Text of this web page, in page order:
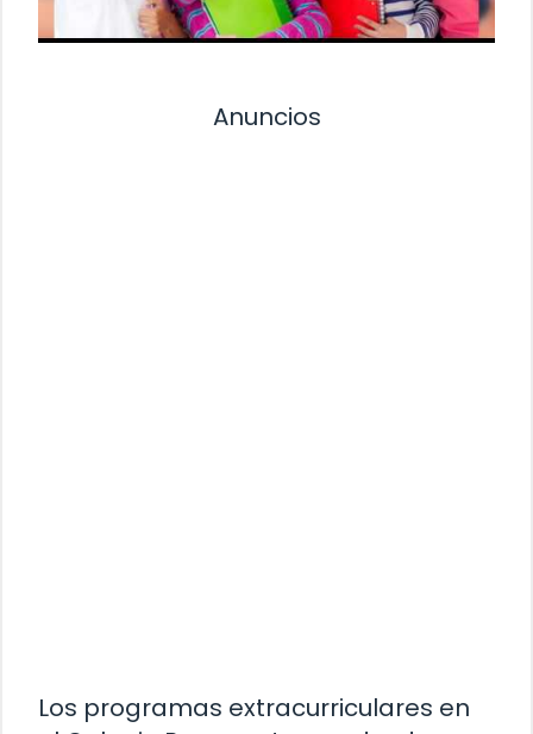
Anuncios
Los programas extracurriculares en